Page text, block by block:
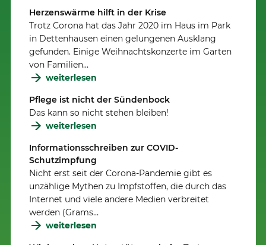
Herzenswärme hilft in der Krise
Trotz Corona hat das Jahr 2020 im Haus im Park
in Dettenhausen einen gelungenen Ausklang
gefunden. Einige Weihnachtskonzerte im Garten
von Familien…
weiterlesen
Pflege ist nicht der Sündenbock
Das kann so nicht stehen bleiben!
weiterlesen
Informationsschreiben zur COVID-
Schutzimpfung
Nicht erst seit der Corona-Pandemie gibt es
unzählige Mythen zu Impfstoffen, die durch das
Internet und viele andere Medien verbreitet
werden (Grams…
weiterlesen